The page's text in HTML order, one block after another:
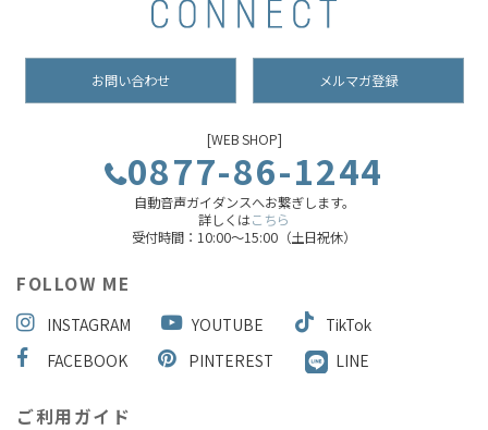
お問い合わせ メルマガ登録
[WEB SHOP]
0877-86-1244
自動音声ガイダンスへお繋ぎします。
詳しくはこちら
受付時間：10:00～15:00（土日祝休）
FOLLOW ME
INSTAGRAM YOUTUBE
TikTok
FACEBOOK
PINTEREST LINE
ご利用ガイド